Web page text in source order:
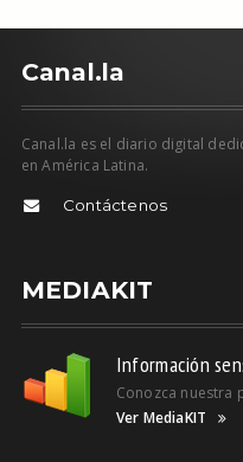
Canal.la
Canal.la es el diario digital
en América Latina.
Contáctenos
MEDIAKIT
Información
Conozca nuestra
Ver MediaKIT